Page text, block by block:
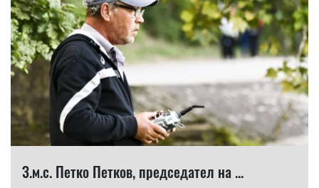
З.м.с. Петко Петков, председател на ...